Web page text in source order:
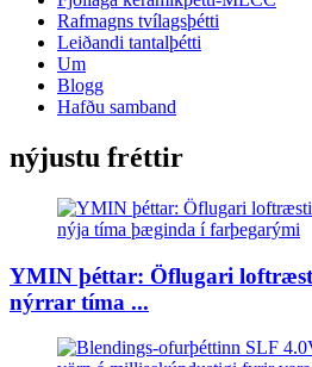
Rafmagns tvílagsþétti
Leiðandi tantalþétti
Um
Blogg
Hafðu samband
nýjustu fréttir
YMIN þéttar: Öflugari
nýrrar tíma ...